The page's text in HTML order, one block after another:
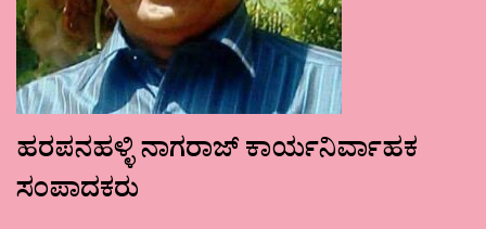
ಹರಪನಹಳ್ಳಿ ನಾಗರಾಜ್ ಕಾರ್ಯನಿರ್ವಾಹಕ
ಸಂಪಾದಕರು